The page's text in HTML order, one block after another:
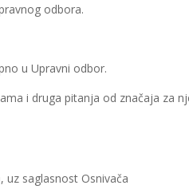
odbora.
u Upravni odbor.
i druga pitanja od značaja za
saglasnost Osnivača